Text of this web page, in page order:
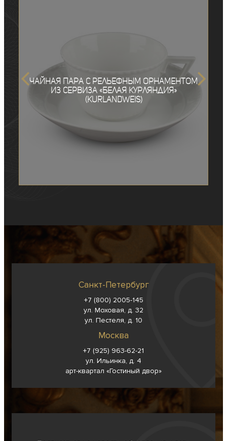
Чайная пара с рельефным орнаментом
из сервиза «Белая Курляндия»
(Kurlandweis)
Санкт-Петербург
+7 (800) 2005-145
ул. Моховая, д. 32
ул. Пестеля, д. 10
Москва
+7 (925) 963-62-21
ул. Ильинка, д. 4
арт-квартал «Гостиный двор»